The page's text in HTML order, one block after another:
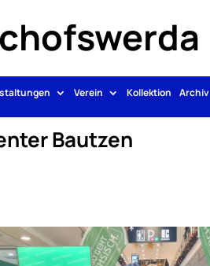
Verein Kollektion Archiv
Bautzen